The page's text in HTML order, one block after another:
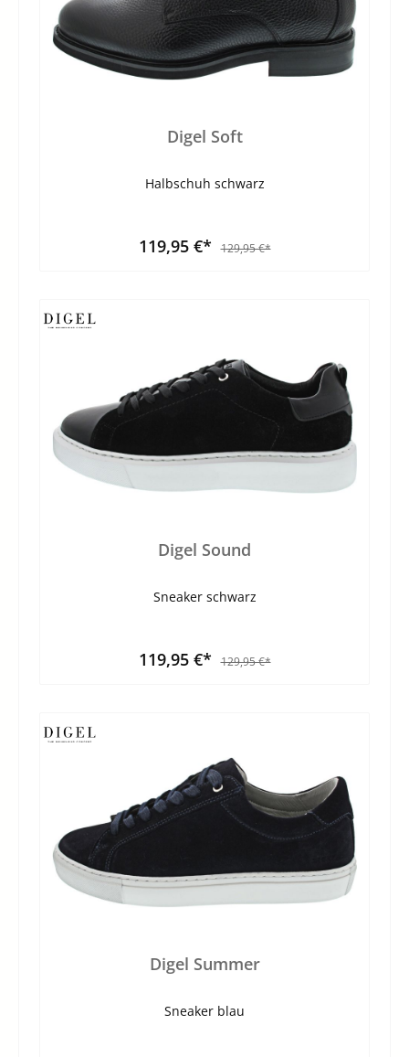
Digel Soft
Halbschuh schwarz
119,95 €* 129,95 €*
Digel Sound
Sneaker schwarz
119,95 €* 129,95 €*
Digel Summer
Sneaker blau